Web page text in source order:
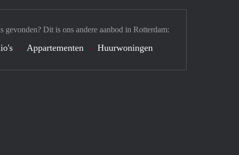
gevonden? Dit is ons andere aanbod in Rotterdam:
Appartementen Huurwoningen